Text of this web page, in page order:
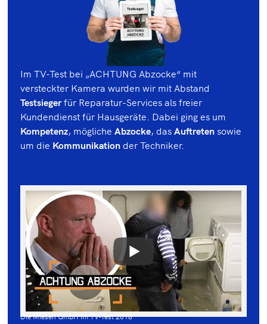
Im TV-Test bei „ACHTUNG Abzocke“ mit
versteckter Kamera wurden wir mit Abstand
Testsiegerfür Reparatur-Services als freier
Kundendienst für Hausgeräte. Dabei ging es um
Kompetenz, möglicheAbzocke, dasAuftretensowie
um die Kommunikationder Techniker.
Die Miesen GmbH im TV-Test 2018